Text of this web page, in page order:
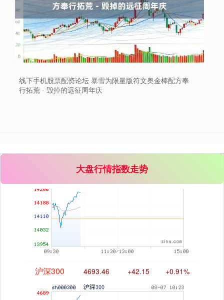
线下手机股票配资论坛 暴雪为限量版符文奥金棒配方奉
行拓荒 - 毁掉的远征周年庆
大盘行情指数走势
上证综指 3912.57 +12.21 +0.31%
深证成指 14287.81 +177.69 +1.26%